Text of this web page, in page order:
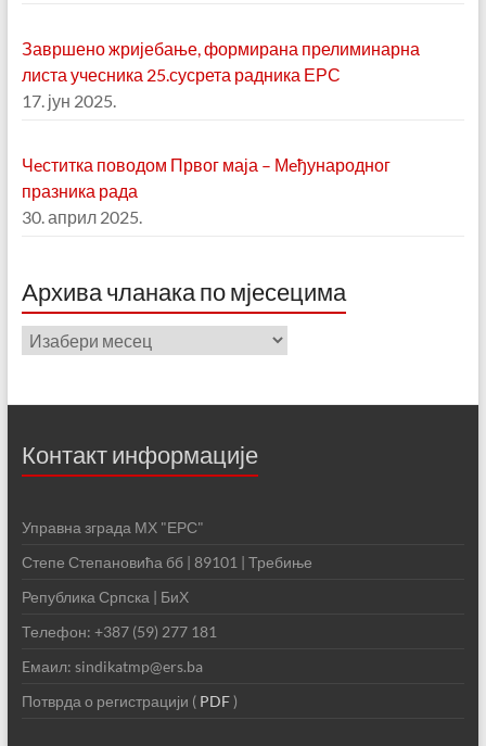
Завршено жријебање, формирана прелиминарна
листа учесника 25.сусрета радника ЕРС
17. јун 2025.
Чeститка поводом Првог маја – Мeђународног
празника рада
30. април 2025.
Aрхива чланака по мјесецима
Aрхива
чланака
мјесецима
Контакт информације
Управна зграда МХ "ЕРС"
Степе Степановића бб | 89101 | Требиње
Република Српска | БиХ
Телефон: +387 (59) 277 181
Eмаил: sindikatmp@ers.ba
Потврда о регистрацији ( PDF)